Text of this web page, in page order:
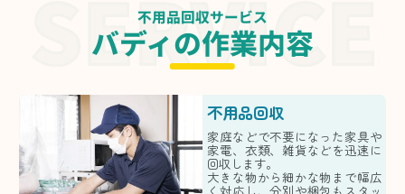
不用品回収サービス
バディの作業内容
不用品回収
家庭などで不要になった家具や
家電、衣類、雑貨などを迅速に
回収します。
大きな物から細かな物まで幅広
く対応し、分別や梱包もスタッ